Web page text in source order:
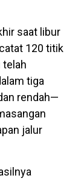
saat libur
120 titik
telah
tiga
rendah—
jalur